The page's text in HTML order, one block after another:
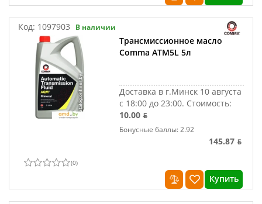
Код: 1097903 В наличии
Трансмиссионное масло
Comma ATM5L 5л
Доставка в г.Минск 10 августа
с 18:00 до 23:00. Стоимость:
10.00 ƃ
Бонусные баллы: 2.92
145.87 ƃ
(0)
Купить